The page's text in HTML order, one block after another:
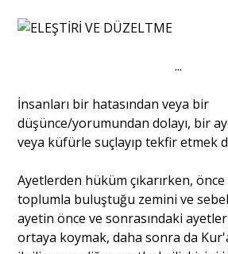
...
İnsanları bir hatasından veya bir
düşünce/yorumundan dolayı, bir
veya küfürle suçlayıp tekfir etmek
Ayetlerden hüküm çıkarırken,
toplumla buluştuğu zemini ve
ayetin önce ve sonrasındaki
ortaya koymak, daha sonra da